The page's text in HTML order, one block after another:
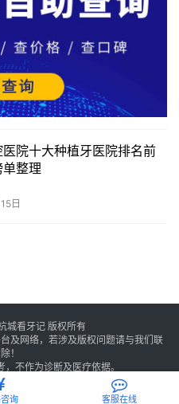
院十大种植牙医院排名前
整理
日
城看牙记 版权所有
及网络，若涉及版权问题请与我们联
！
不作为诊断及医疗依据。
号
浙ICP备2021013506号-2
询 客服在线